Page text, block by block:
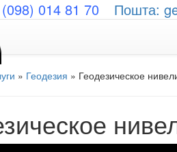
014 81 70 Пошта:
» Геодезия » Геодезическое